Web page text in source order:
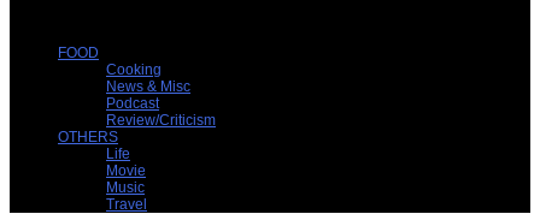
FOOD
Cooking
News & Misc
Podcast
Review/Criticism
OTHERS
Life
Movie
Music
Travel